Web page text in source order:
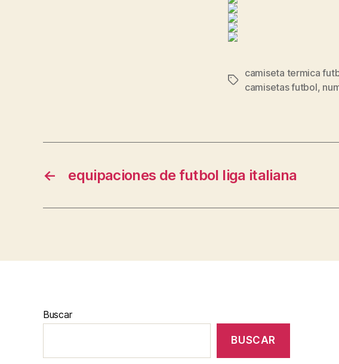
Etiquetas
camiseta termica
camisetas futbol,
← equipaciones de futbol liga italiana
Buscar
BUSCAR